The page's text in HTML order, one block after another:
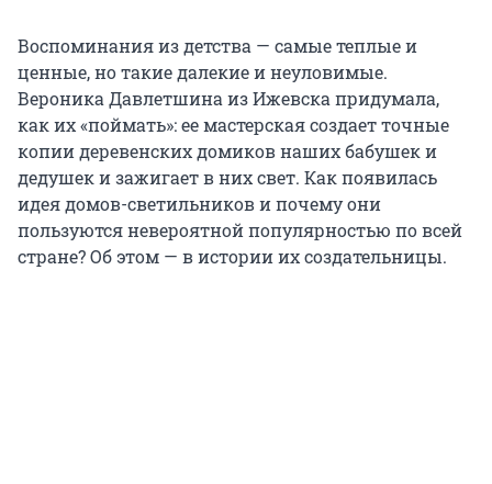
Воспоминания из детства — самые теплые и
ценные, но такие далекие и неуловимые.
Вероника Давлетшина из Ижевска придумала,
как их «поймать»: ее мастерская создает точные
копии деревенских домиков наших бабушек и
дедушек и зажигает в них свет. Как появилась
идея домов-светильников и почему они
пользуются невероятной популярностью по всей
стране? Об этом — в истории их создательницы.